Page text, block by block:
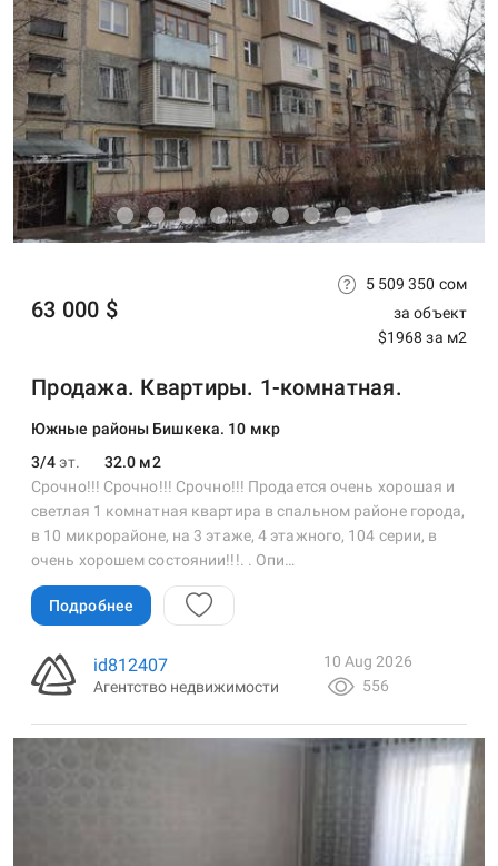
Продажа. Квартиры. 1-комнатная.
Южные районы Бишкека. 10 мкр
3/4 эт. 32.0 м2
63 000 $
5 509 350 сом
за объект
$1968 за м2
Срочно!!! Срочно!!! Срочно!!! Продается очень хорошая и
светлая 1 комнатная квартира в спальном районе города,
в 10 микрорайоне, на 3 этаже, 4 этажного, 104 серии, в
очень хорошем состоянии!!!. . Опи…
Подробнее
id812407
Агентство недвижимости
10 Aug 2026
556